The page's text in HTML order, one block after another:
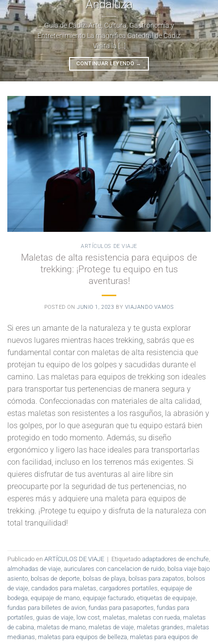
Andaluza
Guía de Cádiz: Arte, Cultura, Gastronomía y
Entretenimiento La magnífica Catedral de Cádiz
Visita la [...]
CONTINUAR LEYENDO →
ARTÍCULOS DE VIAJE
Maletas de alta resistencia para equipos de
trekking: ¡Protege tu equipo en tus
aventuras!
POSTED ONJUNIO 1, 2023 BY VIAJANDO VAMOS
Si eres un amante de la naturaleza y te gusta explorar
nuevos lugares mientras haces trekking, sabrás que es
fundamental contar con maletas de alta resistencia que
protejan tu equipo de los golpes y sacudidas durante el
camino. Las maletas para equipos de trekking son ideales
para transportar tus pertenencias de manera segura y
cómoda. Confeccionadas con materiales de alta calidad,
estas maletas son resistentes a los rasguños, la abrasión y
los golpes, por lo que aseguran que tu equipo estará bien
protegido en todo momento. Además, su diseño
ergonómico y ligero las hace ideales para transportarlas
con facilidad, incluso en los terrenos más exigentes. Si
quieres disfrutar de tus aventuras al aire libre sin
preocuparte por la seguridad de tus pertenencias, no
esperes más y adquiere una maleta para equipos de
trekking. ¡Protege tu equipo y disfruta de la naturaleza con
total tranquilidad!
Publicado en ARTÍCULOS DE VIAJE | Etiquetado adaptadores de enchufe
almohadas de viaje auriculares con cancelacion de ruido bolsa viaje bajo
asiento bolsas de deporte bolsas de playa bolsas para zapatos bolsos
de viaje candados para maletas cargadores portatiles equipaje de
bodega equipaje de mano equipaje facturado etiquetas de equipaje
fundas para billetes de avion fundas para pasaportes fundas para
portatiles guias de viaje low cost maletas maletas con rueda maletas
de cabina maletas de mano maletas de viaje maletas grandes maletas
medianas maletas para equipos de belleza maletas para equipos de